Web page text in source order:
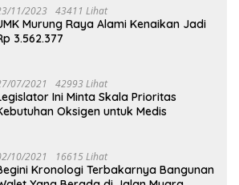
11/2023 43411 Lihat
Murung Raya Alami Kenaikan Jadi
3.562.377
07/2021 42993 Lihat
Ini Minta Skala Prioritas
Oksigen untuk Medis
10/2021 16615 Lihat
Kronologi Terbakarnya Bangunan